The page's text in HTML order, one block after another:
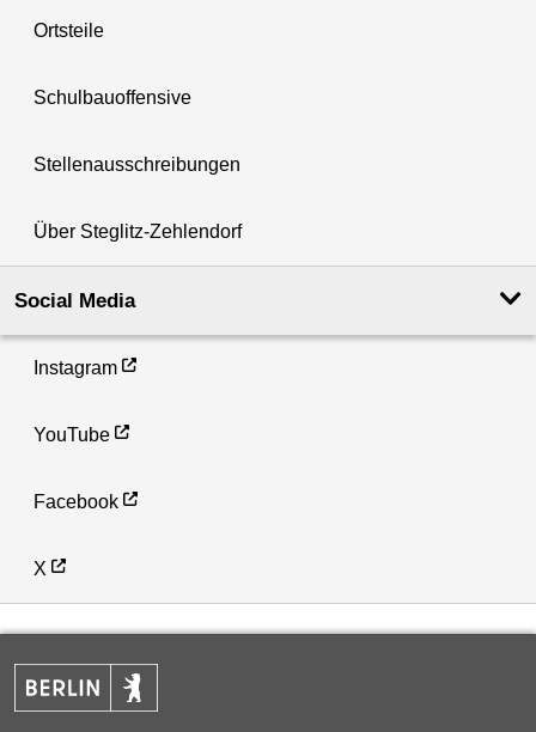
Ortsteile
Schulbauoffensive
Stellenausschreibungen
Über Steglitz-Zehlendorf
Social Media
Instagram
YouTube
Facebook
X